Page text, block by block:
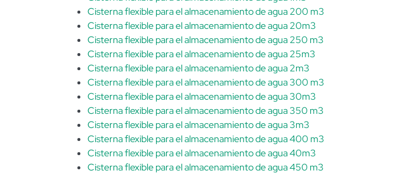
Cisterna flexible para el almacenamiento de agua 200 m3
Cisterna flexible para el almacenamiento de agua 20m3
Cisterna flexible para el almacenamiento de agua 250 m3
Cisterna flexible para el almacenamiento de agua 25m3
Cisterna flexible para el almacenamiento de agua 2m3
Cisterna flexible para el almacenamiento de agua 300 m3
Cisterna flexible para el almacenamiento de agua 30m3
Cisterna flexible para el almacenamiento de agua 350 m3
Cisterna flexible para el almacenamiento de agua 3m3
Cisterna flexible para el almacenamiento de agua 400 m3
Cisterna flexible para el almacenamiento de agua 40m3
Cisterna flexible para el almacenamiento de agua 450 m3